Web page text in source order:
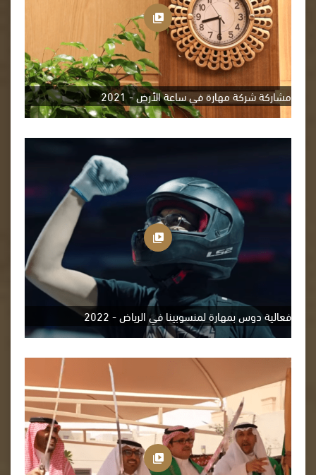
مشاركة شركة مهارة في ساعة الأرض - 2021
فعالية دوس بمهارة لمنسوبينا في الرياض - 2022